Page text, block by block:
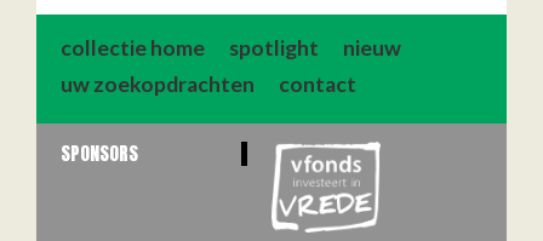
collectie home spotlight
nieuw
uw zoekopdrachten
contact
SPONSORS